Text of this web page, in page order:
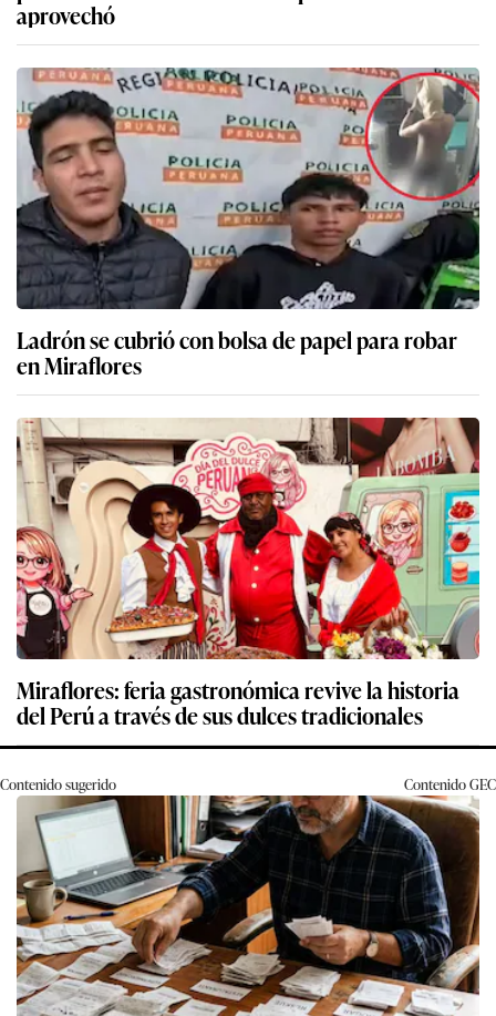
aprovechó
Ladrón se cubrió con bolsa de papel para robar
en Miraflores
Miraflores: feria gastronómica revive la historia
del Perú a través de sus dulces tradicionales
Contenido sugerido ContenidoGEC